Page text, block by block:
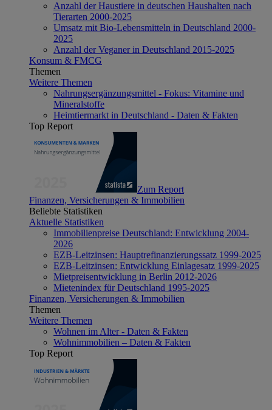
Anzahl der Haustiere in deutschen Haushalten nach
Tierarten 2000-2025
Umsatz mit Bio-Lebensmitteln in Deutschland 2000-
2025
Anzahl der Veganer in Deutschland 2015-2025
Konsum & FMCG
Themen
Weitere Themen
Nahrungsergänzungsmittel - Fokus: Vitamine und
Mineralstoffe
Heimtiermarkt in Deutschland - Daten & Fakten
Top Report
Zum Report
Finanzen, Versicherungen & Immobilien
Beliebte Statistiken
Aktuelle Statistiken
Immobilienpreise Deutschland: Entwicklung 2004-
2026
EZB-Leitzinsen: Hauptrefinanzierungssatz 1999-2025
EZB-Leitzinsen: Entwicklung Einlagesatz 1999-2025
Mietpreisentwicklung in Berlin 2012-2026
Mietenindex für Deutschland 1995-2025
Finanzen, Versicherungen & Immobilien
Themen
Weitere Themen
Wohnen im Alter - Daten & Fakten
Wohnimmobilien – Daten & Fakten
Top Report